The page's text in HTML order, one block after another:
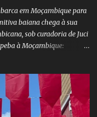
colaboração de di...
em Moçambique para
baiana chega à sua
sob curadoria de Juci
à Moçambique:
Escrita Viajante e as
o Coletivo
acontece de 16 a 20 de